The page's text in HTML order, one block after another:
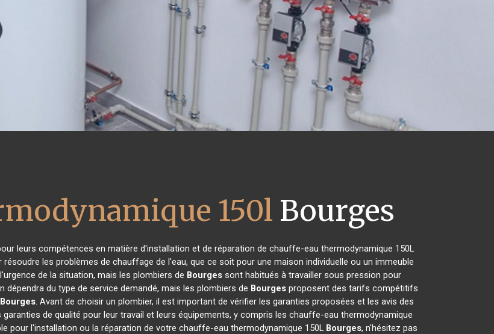
150l Bourges
leurs compétences en matière d'installation et de réparation de chauffe-eau thermodynamique 150L
les problèmes de chauffage de l'eau, que ce soit pour une maison individuelle ou un immeuble
de la situation, mais les plombiers de Bourgessont habitués à travailler sous pression pour
du type de service demandé, mais les plombiers de Bourgesproposent des tarifs compétitifs
Bourges. Avant de choisir un plombier, il est important de vérifier les garanties proposées et les avis des
de qualité pour leur travail et leurs équipements, y compris les chauffe-eau thermodynamique
pour l'installation ou la réparation de votre chauffe-eau thermodynamique 150L Bourges, n'hésitez pas